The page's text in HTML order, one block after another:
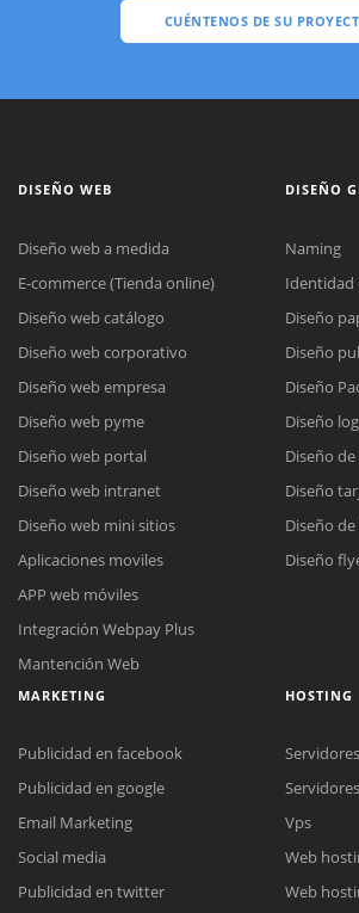
CUÉNTENOS DE SU
Meet para la reunión
Cotización
Chat Online
Todos nuestros ejecutivos están fuera de línea.
DISEÑO WEB
Diseño web a medida
E-commerce (Tienda online)
Diseño web catálogo
Diseño web corporativo
Diseño web empresa
Diseño web pyme
Diseño web portal
Diseño web intranet
Diseño web mini sitios
Aplicaciones moviles
APP web móviles
Integración Webpay Plus
Mantención Web
DISEÑO
Naming
Identidad
Diseño
Diseño
Diseño
Diseño
Diseño
Diseño
Diseño
Diseño
MARKETING
Publicidad en facebook
Publicidad en google
Email Marketing
Social media
Publicidad en twitter
HOSTING
Vps
Web
Web